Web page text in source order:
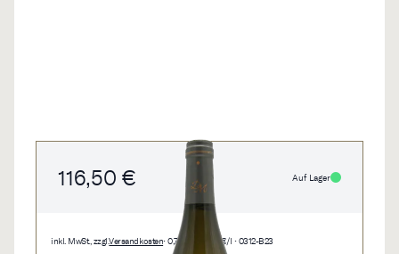
116,50 € Auf Lager
inkl. MwSt., zzgl.Versandkosten• 0,75 l • 155,33 €/l • 0312-B23